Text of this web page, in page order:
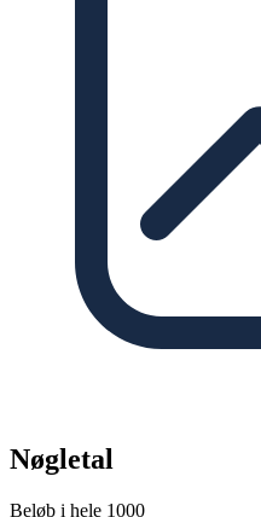
Nøgletal
Beløb i hele 1000